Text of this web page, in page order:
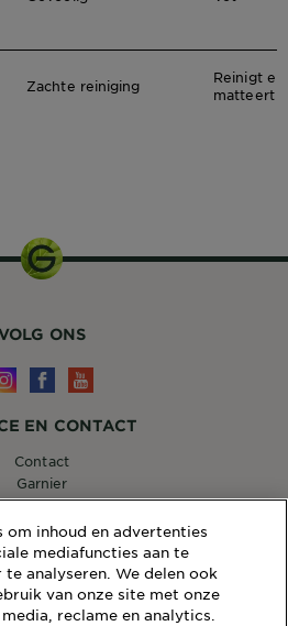
Zachte reiniging
Reinigt en
matteert
LINKS
ONS
EN CONTACT
Contact
Garnier
75008 PARIS
protected]
om inhoud en advertenties
mediafuncties aan te
te analyseren. We delen ook
van onze site met onze
reclame en analytics.